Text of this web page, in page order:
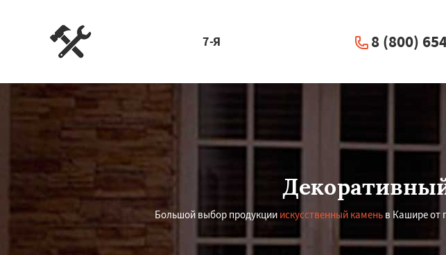
7-Я 8 (800)
Большой выбор продукции искусственный камень в Кашире от